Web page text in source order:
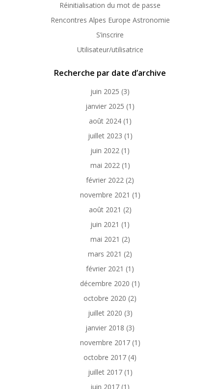
Réinitialisation du mot de passe
Rencontres Alpes Europe Astronomie
S’inscrire
Utilisateur/utilisatrice
Recherche par date d’archive
juin 2025 (3)
janvier 2025 (1)
août 2024(1)
juillet 2023 (1)
juin 2022 (1)
mai 2022(1)
février 2022 (2)
novembre 2021 (1)
août 2021 (2)
juin 2021 (1)
mai 2021 (2)
mars 2021 (2)
février 2021 (1)
décembre 2020 (1)
octobre 2020 (2)
juillet 2020 (3)
janvier 2018 (3)
novembre 2017(1)
octobre 2017 (4)
juillet 2017(1)
juin 2017 (1)